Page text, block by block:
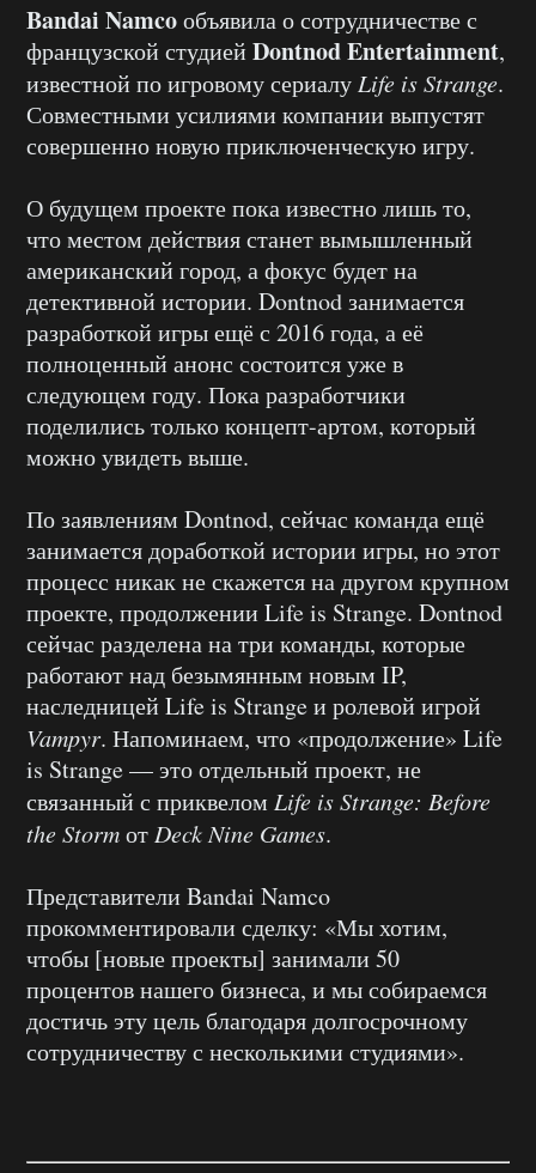
Bandai Namcoобъявила о сотрудничестве с
французской студией Dontnod Entertainment,
известной по игровому сериалу Life is Strange.
Совместными усилиями компании выпустят
совершенно новую приключенческую игру.
О будущем проекте пока известно лишь то,
что местом действия станет вымышленный
американский город, а фокус будет на
детективной истории. Dontnod занимается
разработкой игры ещё с 2016 года, а её
полноценный анонс состоится уже в
следующем году. Пока разработчики
поделились только концепт-артом, который
можно увидеть выше.
По заявлениям Dontnod, сейчас команда ещё
занимается доработкой истории игры, но этот
процесс никак не скажется на другом крупном
проекте, продолжении Life is Strange. Dontnod
сейчас разделена на три команды, которые
работают над безымянным новым IP,
наследницей Life is Strange и ролевой игрой
Vampyr. Напоминаем, что «продолжение» Life
is Strange — это отдельный проект, не
связанный с приквелом Life is Strange: Before
the Stormот Deck Nine Games.
Представители Bandai Namco
прокомментировали сделку: «Мы хотим,
чтобы [новые проекты] занимали 50
процентов нашего бизнеса, и мы собираемся
достичь эту цель благодаря долгосрочному
сотрудничеству с несколькими студиями».